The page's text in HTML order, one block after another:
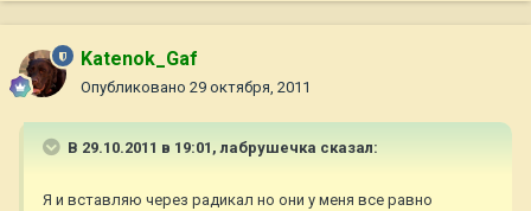
Katenok_Gaf
Опубликовано 29 октября, 2011
В 29.10.2011 в 19:01, лабрушечка сказал:
Я и вставляю через радикал но они у меня все равно